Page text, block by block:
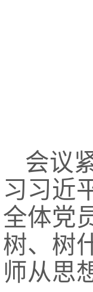
会议
习习近
全体党
树、树
师从思